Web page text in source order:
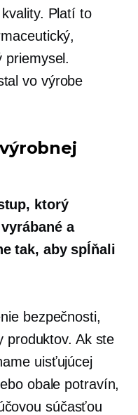
Platí to
priemysel.
vo výrobe
ktorý
a
tak, aby spĺňali
bezpečnosti,
produktov. Ak ste
uisťujúcej
obale potravín,
súčasťou